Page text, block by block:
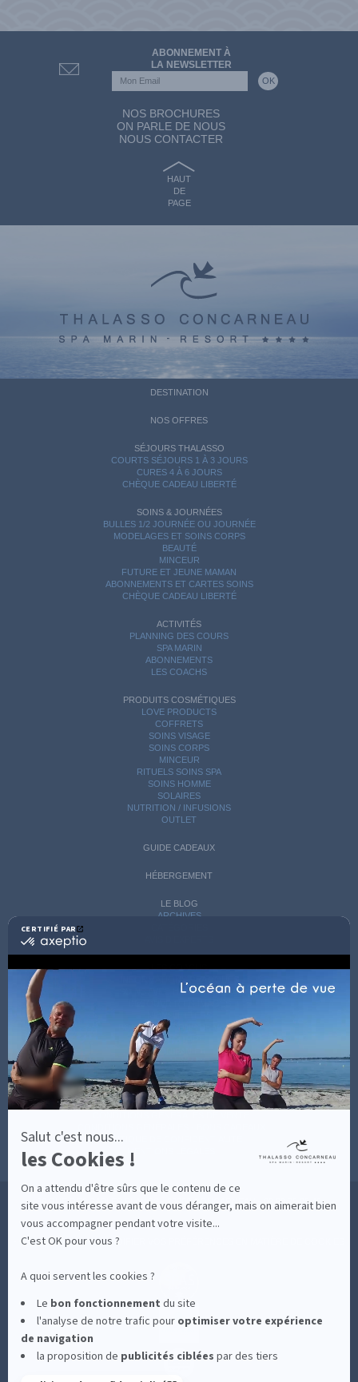
CERTIFIÉ PAR
certifié
Salut c'est nous...
les Cookies !
On a attendu d'être sûrs que le contenu de ce
site vous intéresse avant de vous déranger, mais on aimerait bien
vous accompagner pendant votre visite...
C'est OK pour vous ?
A quoi servent les cookies ?
Le bon fonctionnement du site
l'analyse de notre trafic pour optimiservotre expérience
de navigation
la proposition de publicités ciblées par des tiers
ABONNEMENT À
LA NEWSLETTER
NOS BROCHURES
ON PARLE DE NOUS
NOUS CONTACTER
HAUT
DE
PAGE
DESTINATION
NOS OFFRES
SÉJOURS THALASSO
COURTS SÉJOURS 1 À 3 JOURS
CURES 4 À 6 JOURS
CHÈQUE CADEAU LIBERTÉ
SOINS & JOURNÉES
BULLES 1/2 JOURNÉE OU JOURNÉE
MODELAGES ET SOINS CORPS
BEAUTÉ
MINCEUR
FUTURE ET JEUNE MAMAN
ABONNEMENTS ET CARTES SOINS
CHÈQUE CADEAU LIBERTÉ
ACTIVITÉS
PLANNING DES COURS
SPA MARIN
ABONNEMENTS
LES COACHS
PRODUITS COSMÉTIQUES
LOVE PRODUCTS
COFFRETS
SOINS VISAGE
SOINS CORPS
MINCEUR
RITUELS SOINS SPA
SOINS HOMME
SOLAIRES
NUTRITION / INFUSIONS
OUTLET
GUIDE CADEAUX
HÉBERGEMENT
LE BLOG
ARCHIVES
LES COACHS
SOINS AVEC HÉBERGEMENT
BONNES RAISONS DE VENIR
MON COMPTE
MON PANIER
ACCÈS
CONTACT
MESURES D'HYGIÈNE
POLITIQUE DE CONFIDENTIALITÉ
MENTIONS LÉGALES
36 RUE DES SABLES BLANCS - 29900 CONCARNEAU - 02 98 75 05 40
CLIQUEZ-ICI POUR MODIFIER VOS PRÉFÉRENCES EN MATIÈRE DE COOKIES